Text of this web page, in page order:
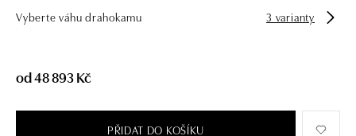
Vyberte váhu drahokamu 3 varianty
od 48 893 Kč
PŘIDAT DO KOŠÍKU